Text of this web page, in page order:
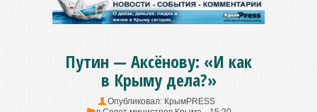
Путин — Аксёнову: «И как
в Крыму дела?»
Опубликовал: КрымPRESS